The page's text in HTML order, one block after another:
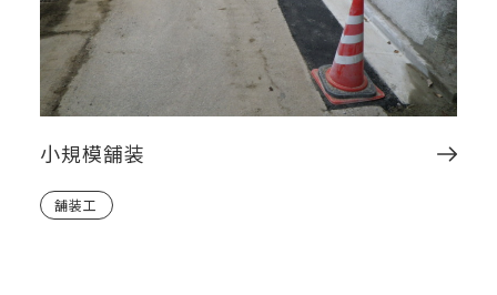
小規模舗装
舗装工